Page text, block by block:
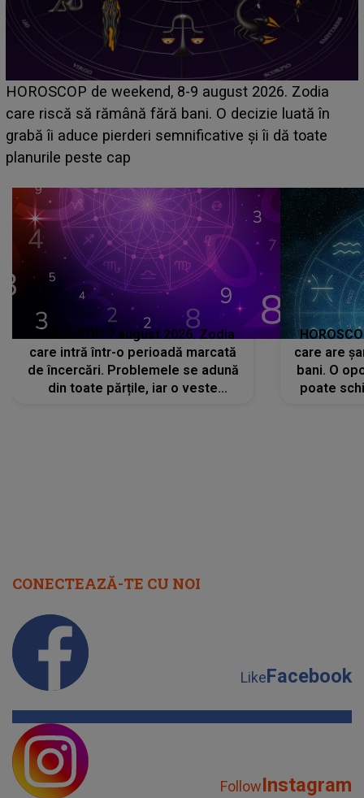
Emanuel a ținut ACEST DETALIU ASCUNS până
acum! În fața Alexandrei, concurentul din Casa
face o MĂRTURISIRE NEAȘTEPTATĂ despre
sa: "I-am spus și ei în față, eu nu te iubesc pentru
HOROSCOP 7 august 2026. Zodia
care intră într-o perioadă marcată
de încercări. Problemele se adună
din toate părțile, iar o veste
care are
bani. O
poate
CONECTEAZĂ-TE CU NOI
LikeFacebook
FollowInstagram